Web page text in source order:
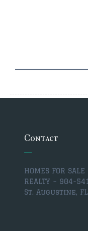
Contact
HOMES FOR
REALTY – 904-
St. Augustine,